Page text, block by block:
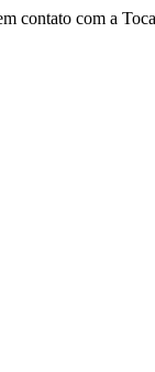
contato com a